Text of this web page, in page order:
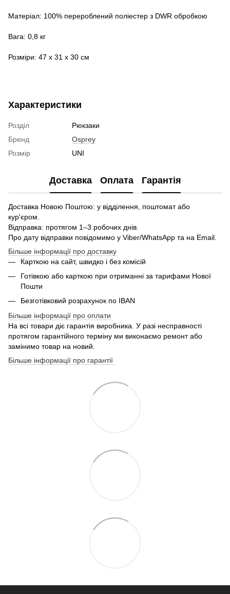
Матеріал: 100% перероблений поліестер з DWR обробкою
Вага: 0,8 кг
Розміри: 47 х 31 х 30 см
Характеристики
Розділ
Рюкзаки
Бренд
Osprey
Розмір
UNI
Доставка Оплата Гарантія
Доставка Новою Поштою: у відділення, поштомат або
кур'єром.
Відправка: протягом 1–3 робочих днів.
Про дату відправки повідомимо у Viber/WhatsApp та на Email.
Більше інформації про доставку
Карткою на сайт, швидко і без комісій
Готівкою або карткою при отриманні за тарифами Нової
Пошти
Безготівковий розрахунок по IBAN
Більше інформації про оплати
На всі товари діє гарантія виробника. У разі несправності
протягом гарантійного терміну ми виконаємо ремонт або
замінимо товар на новий.
Більше інформації про гарантії